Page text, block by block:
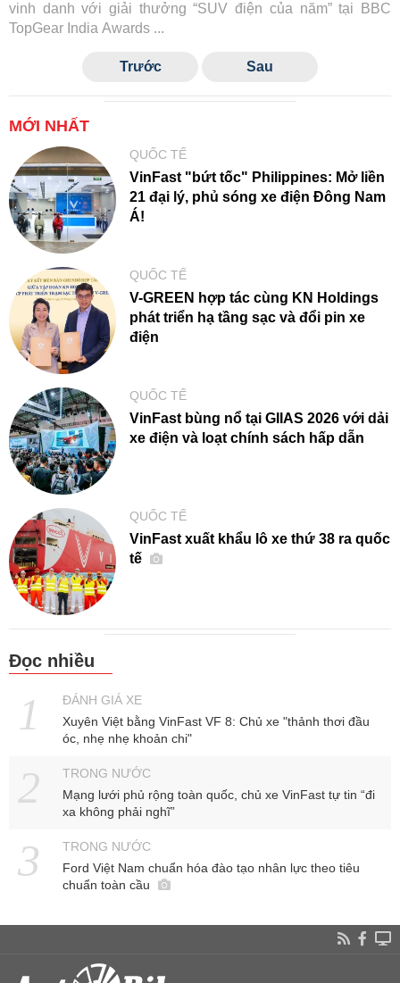
vinh danh với giải thưởng “SUV điện của năm” tại BBC
TopGear India Awards ...
Trước Sau
MỚI NHẤT
QUỐC TẾ
VinFast "bứt tốc" Philippines: Mở liền
21 đại lý, phủ sóng xe điện Đông Nam
Á!
QUỐC TẾ
V-GREEN hợp tác cùng KN Holdings
phát triển hạ tầng sạc và đổi pin xe
điện
QUỐC TẾ
VinFast bùng nổ tại GIIAS 2026 với dải
xe điện và loạt chính sách hấp dẫn
QUỐC TẾ
VinFast xuất khẩu lô xe thứ 38 ra quốc
tế
Đọc nhiều
ĐÁNH GIÁ XE
Xuyên Việt bằng VinFast VF 8: Chủ xe "thảnh thơi đầu
óc, nhẹ nhẹ khoản chi"
TRONG NƯỚC
Mạng lưới phủ rộng toàn quốc, chủ xe VinFast tự tin “đi
xa không phải nghĩ”
TRONG NƯỚC
Ford Việt Nam chuẩn hóa đào tạo nhân lực theo tiêu
chuẩn toàn cầu